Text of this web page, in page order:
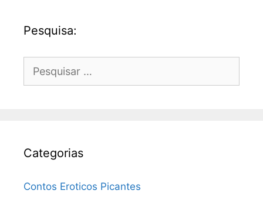
Pesquisa:
por:
Categorias
Contos Eroticos Picantes